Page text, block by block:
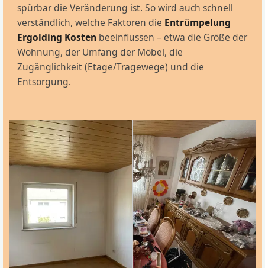
spürbar die Veränderung ist. So wird auch schnell
verständlich, welche Faktoren die Entrümpelung
Ergolding Kosten beeinflussen – etwa die Größe der
Wohnung, der Umfang der Möbel, die
Zugänglichkeit (Etage/Tragewege) und die
Entsorgung.